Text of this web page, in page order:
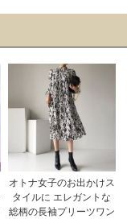
オトナ女子のお出かけス
タイルに エレガントな
総柄の長袖プリーツワン